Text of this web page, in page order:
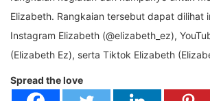
Elizabeth. Rangkaian tersebut dapat dilihat
Instagram Elizabeth (@elizabeth_ez),
(Elizabeth Ez), serta Tiktok Elizabeth
Spread the love